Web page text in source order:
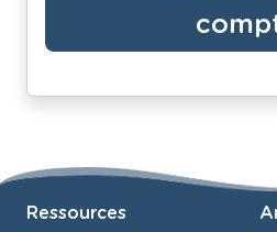
Ressources